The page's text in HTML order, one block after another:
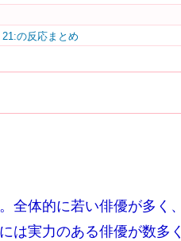
の反応まとめ
全体的に若い俳優が多く、
は実力のある俳優が数多く